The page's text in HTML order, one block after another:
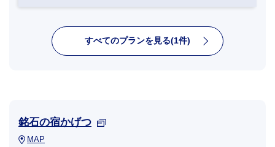
すべてのプランを見る(1件)
銘石の宿かげつ
MAP